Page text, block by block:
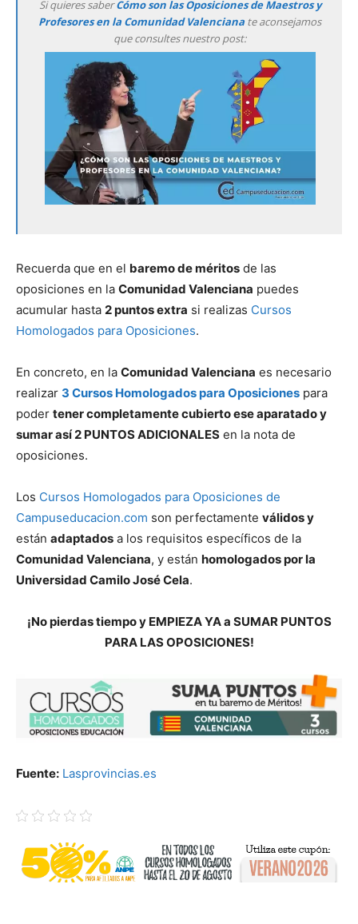
Si quieres saberCómo son las Oposiciones de Maestros y
Profesores en la Comunidad Valencianate aconsejamos
que consultes nuestro post:
Recuerda que en el baremo de méritos de las
oposiciones en la Comunidad Valenciana puedes
acumular hasta 2 puntos extra si realizas Cursos
Homologados para Oposiciones.
En concreto, en la Comunidad Valenciana es necesario
realizar 3 Cursos Homologados para Oposiciones para
poder tener completamente cubierto ese aparatado y
sumar así 2 PUNTOS ADICIONALES en la nota de
oposiciones.
Los Cursos Homologados para Oposiciones de
Campuseducacion.com son perfectamente válidos y
están adaptados a los requisitos específicos de la
Comunidad Valenciana, y están homologados por la
Universidad Camilo José Cela.
¡No pierdas tiempo y EMPIEZA YA a SUMAR PUNTOS
PARA LAS OPOSICIONES!
Fuente: Lasprovincias.es